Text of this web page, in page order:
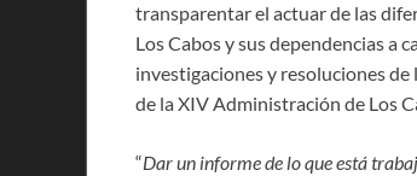
transparentar el actuar de las
Los Cabos y sus dependencias a
investigaciones y resoluciones
de la XIV Administración de Los
“Dar un informe de lo que está